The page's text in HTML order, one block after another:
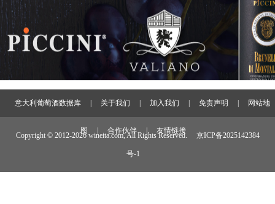
意大利葡萄酒数据库 关于我们 加入我们 免责声明 网站地
图 合作伙伴 友情链接
Copyright © 2012-2026 wineita.com, All Rights Reserved. 京ICP备2025142384
号-1